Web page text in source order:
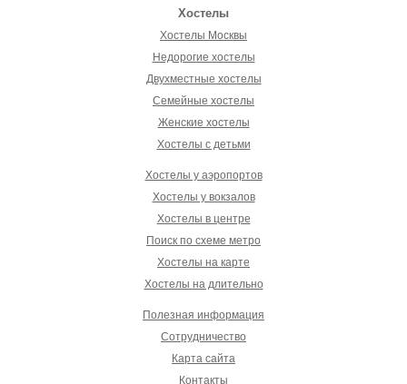
Хостелы
Хостелы Москвы
Недорогие хостелы
Двухместные хостелы
Семейные хостелы
Женские хостелы
Хостелы с детьми
Хостелы у аэропортов
Хостелы у вокзалов
Хостелы в центре
Поиск по схеме метро
Хостелы на карте
Хостелы на длительно
Полезная информация
Сотрудничество
Карта сайта
Контакты